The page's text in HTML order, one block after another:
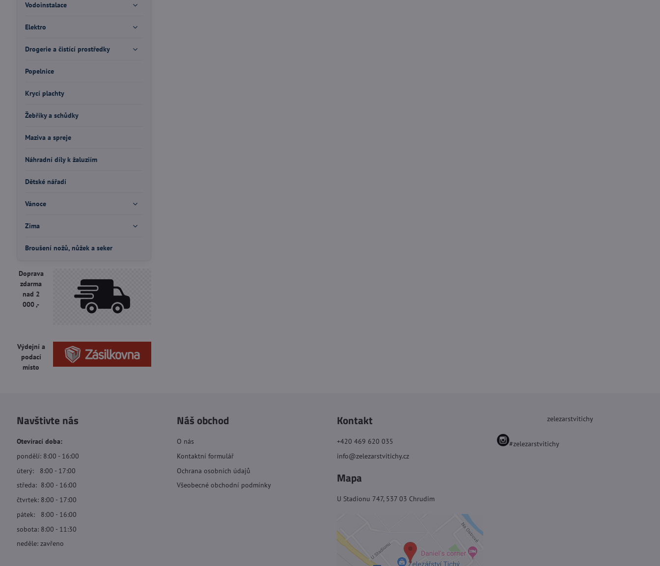
Vodoinstalace
Elektro
Drogerie a čistící prostředky
Popelnice
Krycí plachty
Žebříky a schůdky
Maziva a spreje
Náhradní díly k žaluziím
Dětské nářadí
Vánoce
Zima
Broušení nožů, nůžek a seker
Doprava
zdarma
nad 2
000 ,-
Výdejní a
podací
místo
Navštivte nás
Otevírací doba:
pondělí: 8:00 - 16:00
úterý: 8:00 - 17:00
středa: 8:00 - 16:00
čtvrtek: 8:00 - 17:00
pátek: 8:00 - 16:00
sobota: 8:00 - 11:30
neděle: zavřeno
Náš obchod
O nás
Kontaktní formulář
Ochrana osobních údajů
Všeobecné obchodní podmínky
Kontakt
+420 469 620 035
info@zelezarstvitichy.cz
Mapa
U Stadionu 747, 537 03 Chrudim
zelezarstvitichy
#zelezarstvitichy